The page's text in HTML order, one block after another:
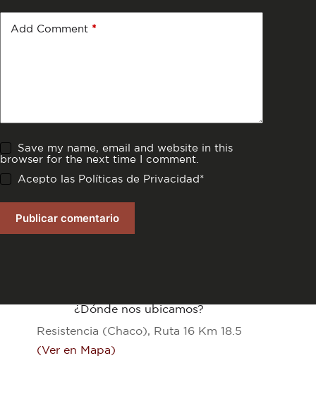
Add Comment *
Save my name, email and website in this
browser for the next time I comment.
Acepto las Políticas de Privacidad *
Publicar comentario
¿Dónde nos ubicamos?
Resistencia (Chaco), Ruta 16 Km 18.5
(Ver en Mapa)